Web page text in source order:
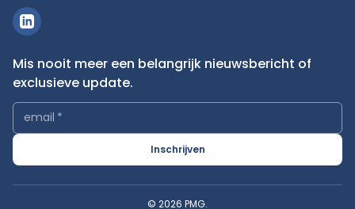
Mis nooit meer een belangrijk nieuwsbericht of
exclusieve update.
email *
Inschrijven
© 2026 PMG.